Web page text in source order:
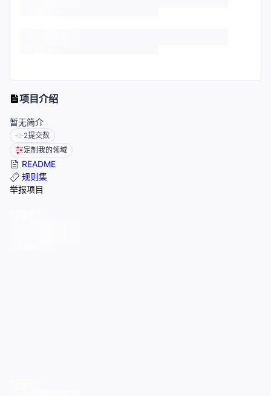
项目介绍
暂无简介
2提交数
定制我的领域
README
规则集
举报项目